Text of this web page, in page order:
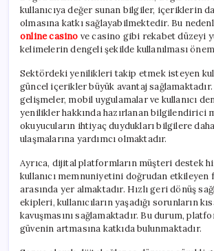
kullanıcıya değer sunan bilgiler, içeriklerin
olmasına katkı sağlayabilmektedir. Bu
online casino ve casino gibi rekabet düzeyi
kelimelerin dengeli şekilde kullanılması
Sektördeki yenilikleri takip etmek isteyen
güncel içerikler büyük avantaj
gelişmeler, mobil uygulamalar ve kullanıcı
yenilikler hakkında hazırlanan bilgilendirici
okuyucuların ihtiyaç duydukları bilgilere daha
ulaşmalarına yardımcı olmaktadır.
Ayrıca, dijital platformların müşteri destek
kullanıcı memnuniyetini doğrudan etkileyen
arasında yer almaktadır. Hızlı geri dönüş
ekipleri, kullanıcıların yaşadığı sorunların
kavuşmasını sağlamaktadır. Bu durum,
güvenin artmasına katkıda bulunmaktadır.